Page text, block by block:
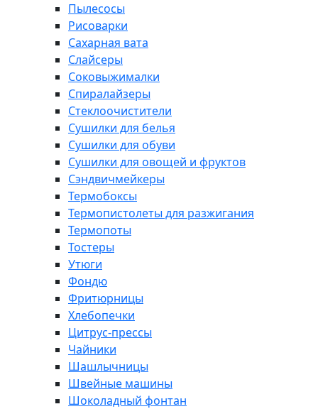
Пылесосы
Рисоварки
Сахарная вата
Слайсеры
Соковыжималки
Спиралайзеры
Стеклоочистители
Сушилки для белья
Сушилки для обуви
Сушилки для овощей и фруктов
Сэндвичмейкеры
Термобоксы
Термопистолеты для разжигания
Термопоты
Тостеры
Утюги
Фондю
Фритюрницы
Хлебопечки
Цитрус-прессы
Чайники
Шашлычницы
Швейные машины
Шоколадный фонтан